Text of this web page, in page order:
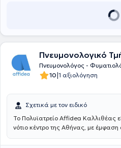
Πνευμονολογικό
Πνευμονολόγος -
10|1 αξιολόγηση
Σχετικά με τον ειδικό
Το Πολυϊατρείο Affidea Καλλιθέας
νότιο κέντρο της Αθήνας, με έμφαση
παρακολούθηση, προληπτικούς